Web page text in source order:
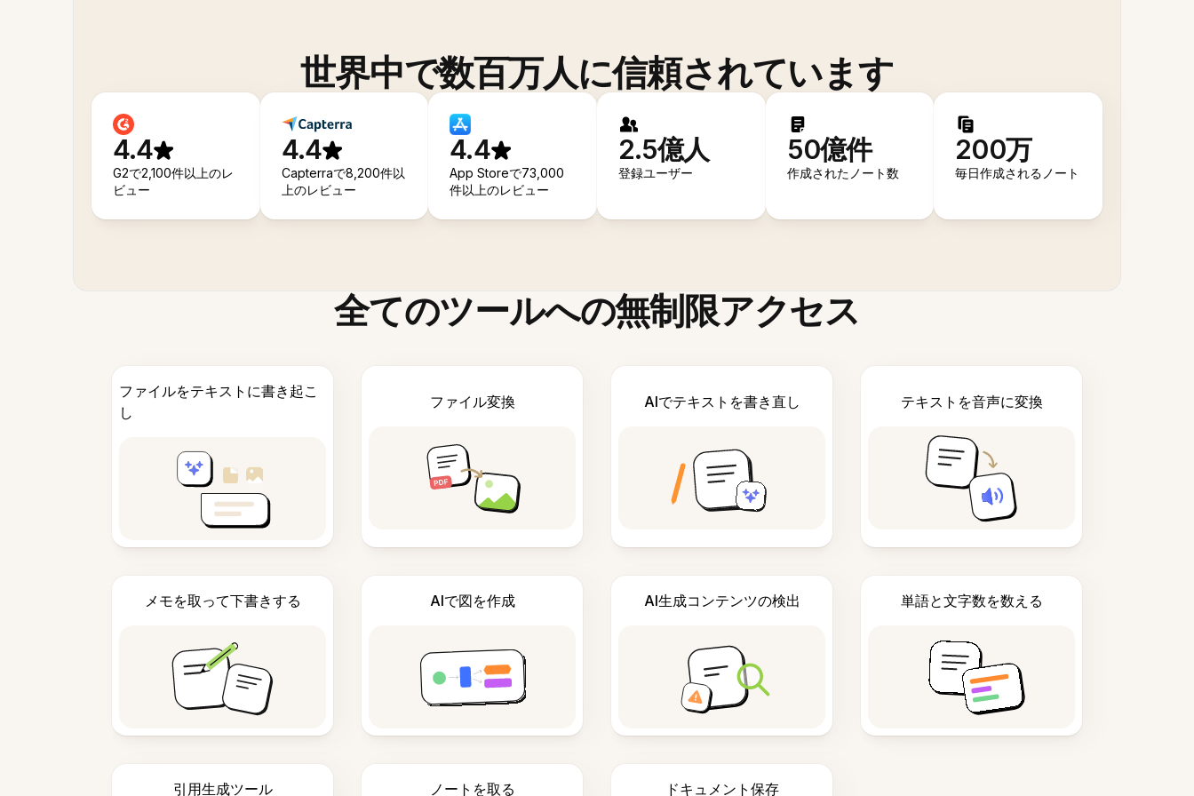
世界中で数百万人に信頼されています
4.4
G2で2,100件以上のレ
ビュー
4.4
Capterraで8,200件以
上のレビュー
4.4
App Storeで73,000
件以上のレビュー
2.5億人
登録ユーザー
50億件
作成されたノート数
200万
毎日作成されるノート
全てのツールへの無制限アクセス
ファイルをテキストに書き起こ
し
ファイル変換 AIでテキストを書き直し テキストを音声に変換
メモを取って下書きする AIで図を作成 AI生成コンテンツの検出 単語と文字数を数える
引用生成ツール ノートを取る ドキュメント保存